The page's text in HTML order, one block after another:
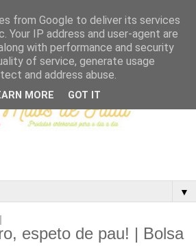
▼
espeto de pau! | Bolsa
from Google to deliver its services
Your IP address and user-agent are
with performance and security
of service, generate usage
and address abuse.
MORE GOT IT